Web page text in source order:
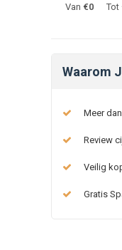
Van €0 Tot
Waarom
Meer
Review
Veilig
Gratis